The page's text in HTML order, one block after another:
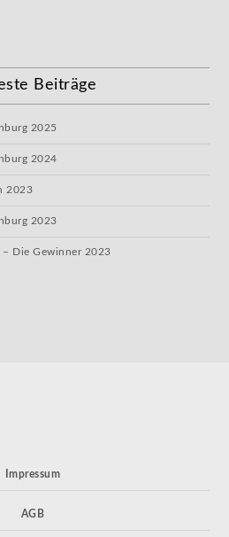
Beiträge
2025
2024
2023
2023
– Die Gewinner 2023
Impressum
AGB